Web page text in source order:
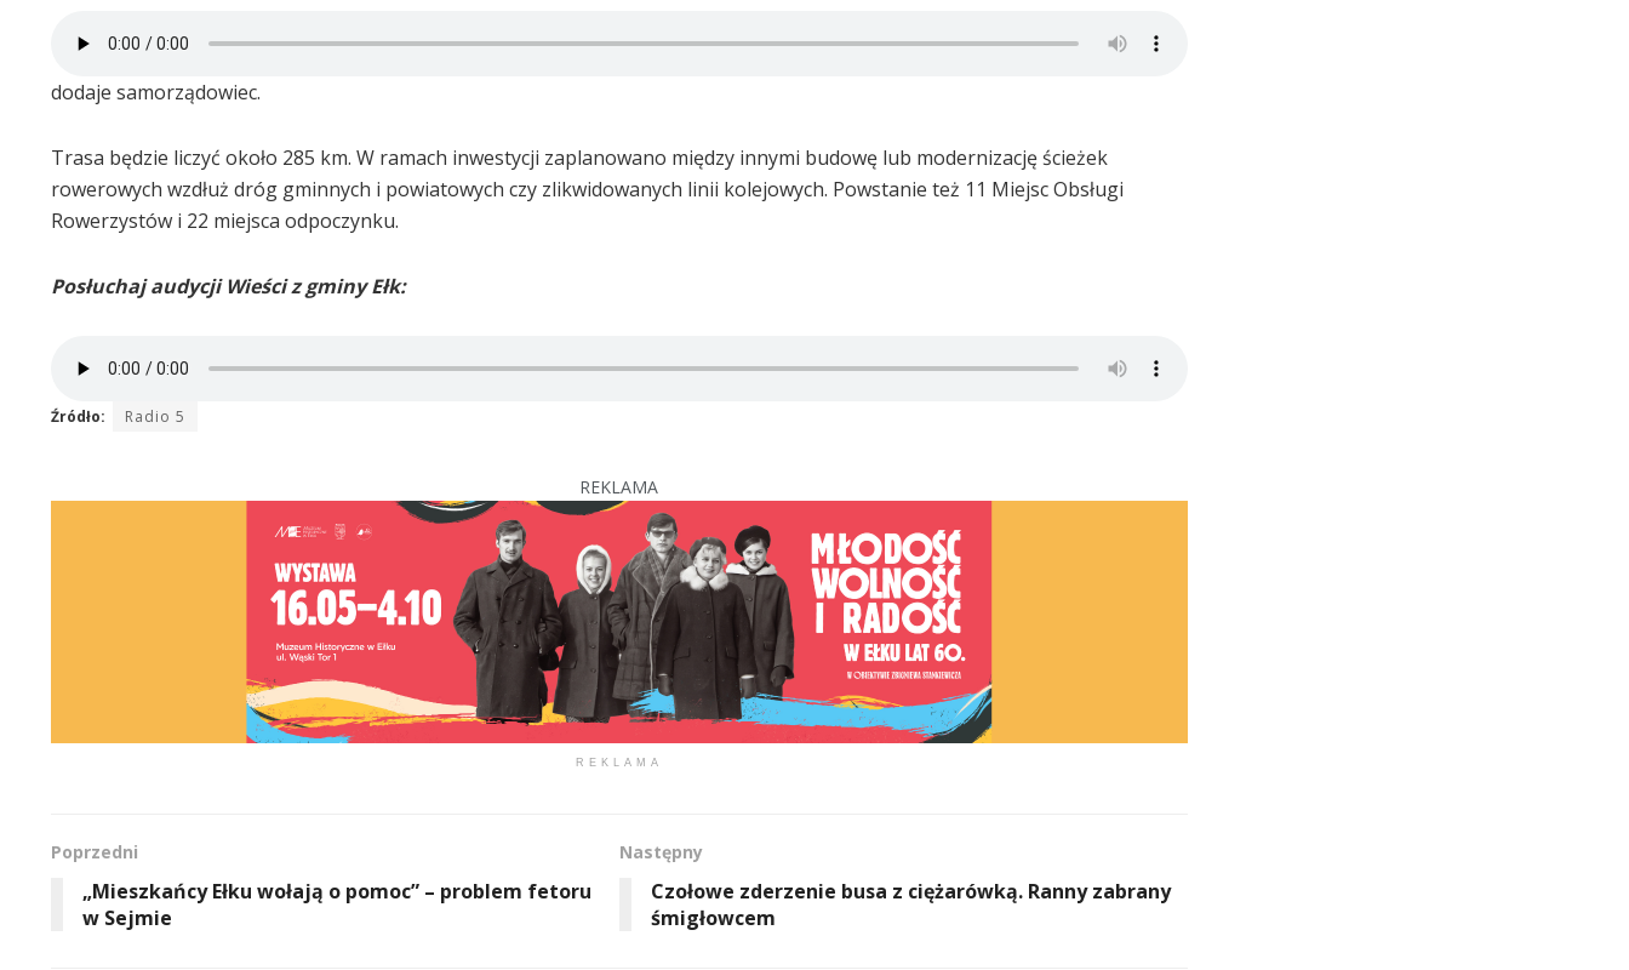
dodaje samorządowiec.
Trasa będzie liczyć około 285 km. W ramach inwestycji zaplanowano między innymi budowę lub modernizację ścieżek
rowerowych wzdłuż dróg gminnych i powiatowych czy zlikwidowanych linii kolejowych. Powstanie też 11 Miejsc Obsługi
Rowerzystów i 22 miejsca odpoczynku.
Posłuchaj audycji Wieści z gminy Ełk:
Źródło: Radio 5
REKLAMA
REKLAMA
Poprzedni
„Mieszkańcy Ełku wołają o pomoc” – problem fetoru
w Sejmie
Następny
Czołowe zderzenie busa z ciężarówką. Ranny zabrany
śmigłowcem